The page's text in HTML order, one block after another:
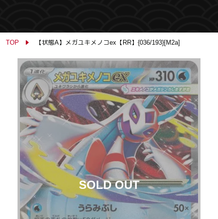
TOP 【状態A】メガユキメノコex【RR】{036/193}[M2a]